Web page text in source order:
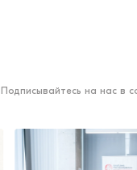
Подписывайтесь на нас в